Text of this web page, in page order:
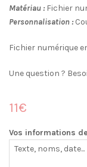
Matériau :Fichier
Personnalisation :
Fichier numérique
Une question ?
11€
Vos informations